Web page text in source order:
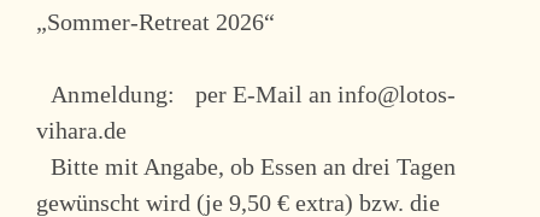
„Sommer-Retreat 2026“
Anmeldung:
per E-Mail an info@lotos-
vihara.de
Bitte mit Angabe, ob Essen an drei Tagen
gewünscht wird (je 9,50 € extra) bzw. die